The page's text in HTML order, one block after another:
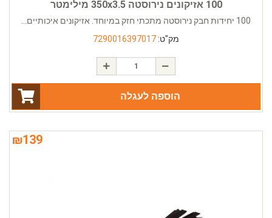
100 אזיקונים נירוסטה 350x3.5 מילימטר
100 יחידות חבק נירוסטה מתכתי חזק במיוחד. אזיקונים איכותיים...
מק"ט: 7290016397017
הוספה לעגלה
₪139